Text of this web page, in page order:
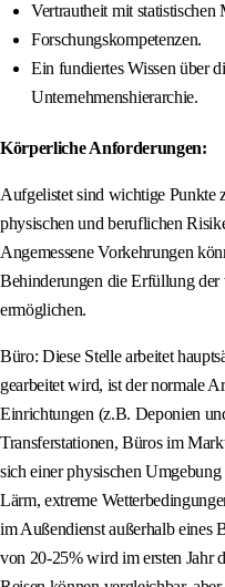
Vertrautheit mit statistischen
Forschungskompetenzen.
Ein fundiertes Wissen über
Unternehmenshierarchie.
Körperliche Anforderungen:
Aufgelistet sind wichtige Punkte
physischen und beruflichen
Angemessene Vorkehrungen
Behinderungen die Erfüllung der
ermöglichen.
Büro: Diese Stelle arbeitet
gearbeitet wird, ist der normale
Einrichtungen (z.B. Deponien
Transferstationen, Büros im
sich einer physischen
Lärm, extreme
im Außendienst außerhalb eines
von 20-25% wird im ersten Jahr